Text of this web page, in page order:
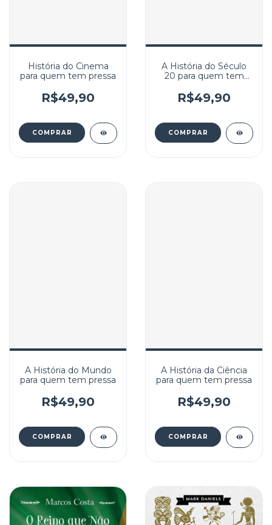
História do Cinema
para quem tem pressa
R$49,90
A História do Século
20 para quem tem
R$49,90
A História do Mundo
para quem tem pressa
R$49,90
A História da Ciência
para quem tem pressa
R$49,90